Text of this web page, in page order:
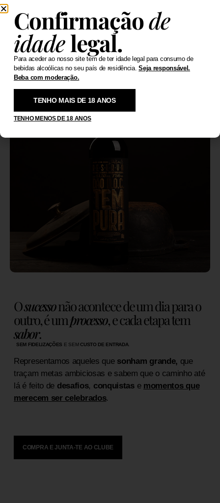
PARA CELEBRAR CADA ETAPA, ABRIMOS UMA GARRAFA
Osucessonão acontece de um dia para o
outro, é umprocesso, e cada etapa tem
sabor.
SEM FIDELIZAÇÕES E SEMCUSTO DE ENTRADA
Representamos aqueles que sonham grande, que
traçam metas ambiciosas e sabem que o caminho até
lá é feito de desafios, conquistase momentos que
merecem ser celebrados.
COMPRA E JUNTA-TE AO CLUBE
Confirmaçãode
idadelegal.
Para aceder ao nosso site tem de ter idade legal para consumo de
bebidas alcoólicas no seu país de residência.Seja responsável.
Beba com moderação.
TENHO MAIS DE 18 ANOS
TENHO MENOS DE 18 ANOS